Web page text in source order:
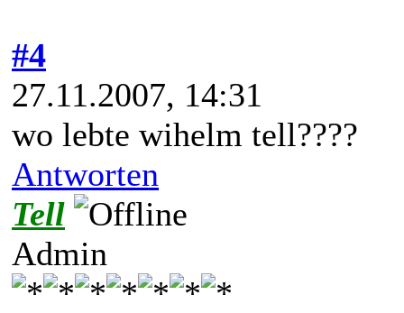
#4
27.11.2007, 14:31
wo lebte wihelm tell????
Antworten
Tell
Admin